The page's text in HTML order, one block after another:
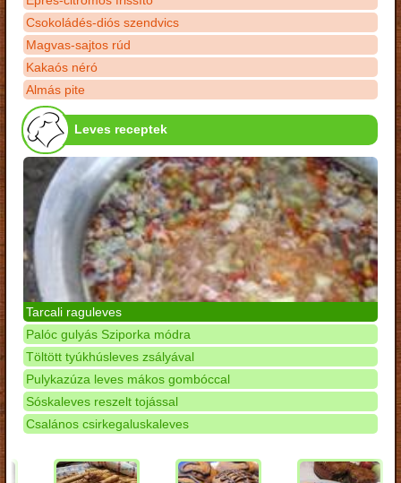
Csokoládés-diós szendvics
Magvas-sajtos rúd
Kakaós néró
Almás pite
Leves receptek
Tarcali raguleves
Palóc gulyás Sziporka módra
Töltött tyúkhúsleves zsályával
Pulykazúza leves mákos gombóccal
Sóskaleves reszelt tojással
Csalános csirkegaluskaleves